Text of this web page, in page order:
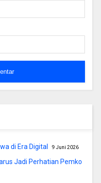
di Era Digital 9 Juni 2026
Jadi Perhatian Pemko